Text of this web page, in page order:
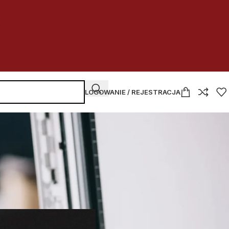
LOGOWANIE / REJESTRACJA